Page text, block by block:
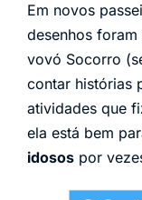
Em novos
desenhos
vovó Socorro
contar histórias
atividades que
ela está bem
idosos por